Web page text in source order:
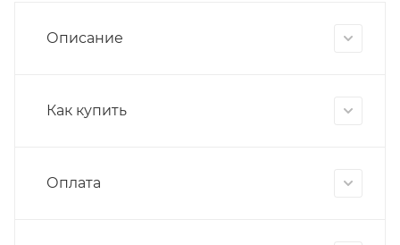
Описание
Как купить
Оплата